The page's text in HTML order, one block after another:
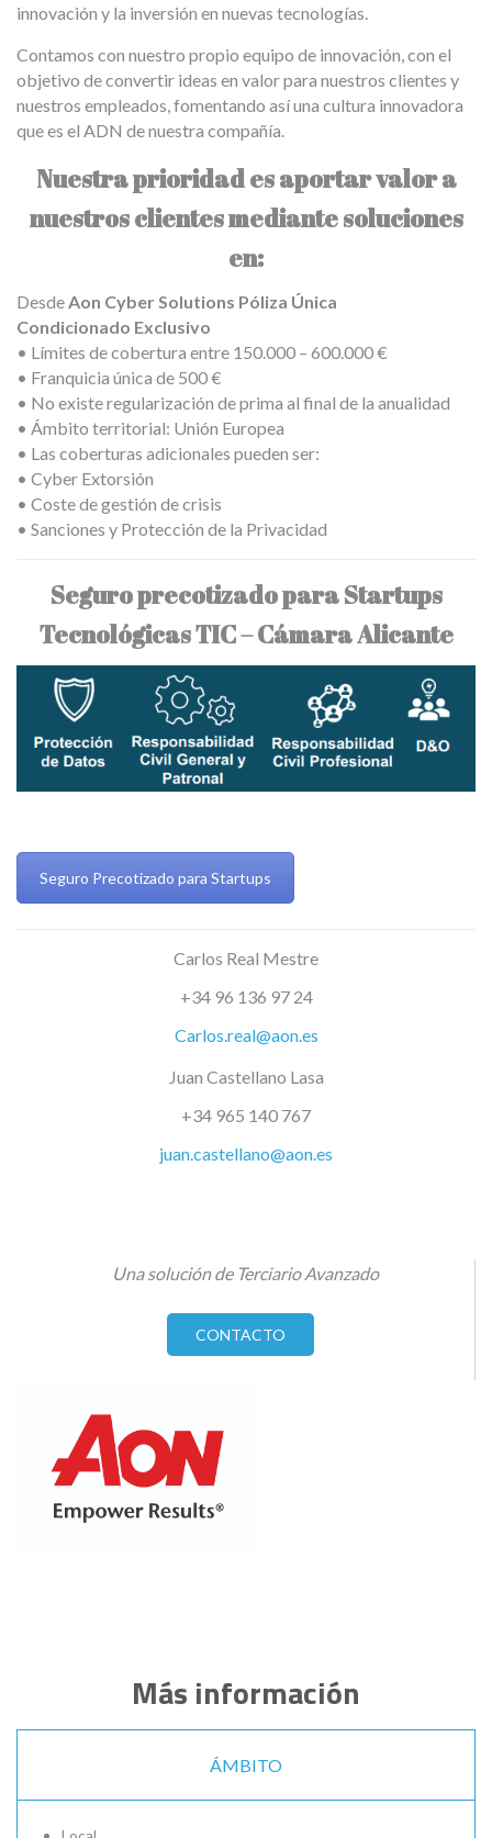
innovación y la inversión en nuevas tecnologías.
Contamos con nuestro propio equipo de innovación, con el
objetivo deconvertir ideas en valorpara nuestros clientes y
nuestros empleados , fomentando así una cultura innovadora
que es el ADN de nuestra compañía.
Nuestra prioridad es aportar valor a
nuestros clientes mediante soluciones
en:
Desde Aon Cyber Solutions Póliza Única
Condicionado Exclusivo
• Límites de cobertura entre 150.000 – 600.000 €
• Franquicia única de 500 €
• No existe regularización de prima al final de la anualidad
• Ámbito territorial: Unión Europea
• Las coberturas adicionales pueden ser:
• Cyber Extorsión
• Coste de gestión de crisis
• Sanciones y Protección de la Privacidad
Seguro precotizado para Startups
Tecnológicas TIC – Cámara Alicante
Seguro Precotizado para Startups
Carlos Real Mestre
+34 96 136 97 24
Carlos.real@aon.es
Juan Castellano Lasa
+34 965 140 767
juan.castellano@aon.es
Una solución de Terciario Avanzado
CONTACTO
Más información
ÁMBITO